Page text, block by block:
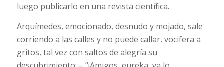
luego publicarlo en una revista científica.
Arquímedes, emocionado, desnudo y mojado, sale
corriendo a las calles y no puede callar, vocifera a
gritos, tal vez con saltos de alegría su